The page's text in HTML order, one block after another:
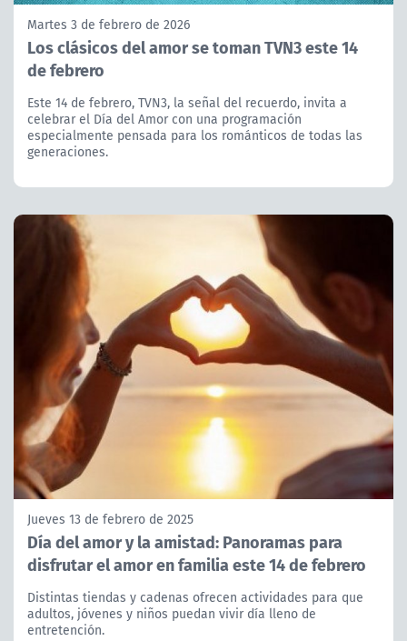
Martes 3 de febrero de 2026
Los clásicos del amor se toman TVN3 este 14
de febrero
Este 14 de febrero, TVN3, la señal del recuerdo, invita a
celebrar el Día del Amor con una programación
especialmente pensada para los románticos de todas las
generaciones.
Jueves 13 de febrero de 2025
Día del amor y la amistad: Panoramas para
disfrutar el amor en familia este 14 de febrero
Distintas tiendas y cadenas ofrecen actividades para que
adultos, jóvenes y niños puedan vivir día lleno de
entretención.